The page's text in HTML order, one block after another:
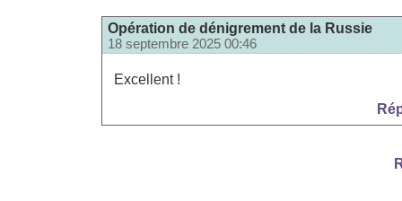
Opération de dénigrement de la Russie
18 septembre 2025 00:46
Excellent !